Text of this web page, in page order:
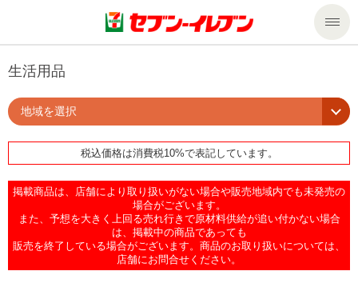
商品のご案内
商品のご案内トップ
今週の新商品
商品カテゴリ一覧
セール・キャンペーン
nanacoトップ
企業情報トップ
私たちの取組み
生活用品
地域を選択
税込価格は消費税10%で表記しています。
掲載商品は、店舗により取り扱いがない場合や販売地域内でも未発売の
場合がございます。
また、予想を大きく上回る売れ行きで原材料供給が追い付かない場合
は、掲載中の商品であっても
販売を終了している場合がございます。商品のお取り扱いについては、
店舗にお問合せください。